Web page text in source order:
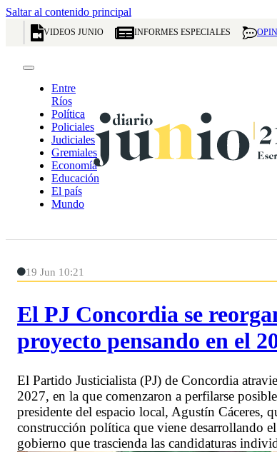
Saltar al contenido principal
VIDEOS JUNIO INFORMES ESPECIALES
Entre
Ríos
Política
Policiales
Judiciales
Gremiales
Economía
Educación
El país
Mundo
19 Jun 10:21
El PJ Concordia se
proyecto pensando en el
El Partido Justicialista (PJ) de Concordia
2027, en la que comenzaron a perfilarse
presidente del espacio local, Agustín
construcción política que viene desarrollando
gobierno que trascienda las candidaturas